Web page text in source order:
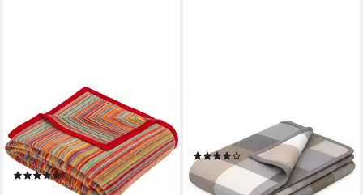
Wohndecke Jacquard Decke
Malang, mit filigranen Streifen,
made in Europe
(145)
ab 33,94 € UVP39,99 €
Wohndecke Cotton Home,
Karo-Motiv, Timeless
(9)
25,95 € UVP 59,90 €
-57%